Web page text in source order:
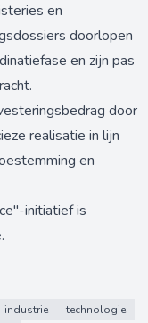
en
doorlopen
en zijn pas
door
realisatie in lijn
en
initiatief is
.
industrie
technologie